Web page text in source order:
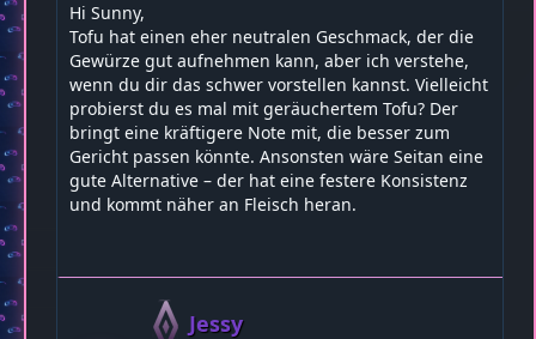
Hi Sunny,
Tofu hat einen eher neutralen Geschmack, der die
Gewürze gut aufnehmen kann, aber ich verstehe,
wenn du dir das schwer vorstellen kannst. Vielleicht
probierst du es mal mit geräuchertem Tofu? Der
bringt eine kräftigere Note mit, die besser zum
Gericht passen könnte. Ansonsten wäre Seitan eine
gute Alternative – der hat eine festere Konsistenz
und kommt näher an Fleisch heran.
Jessy